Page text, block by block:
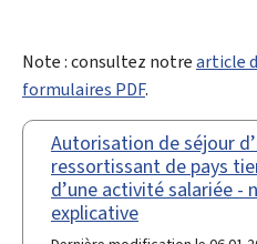
Note : consultez notrearticle
formulaires PDF.
Autorisation de séjour
ressortissant de pays
d’une activité salariée -
explicative